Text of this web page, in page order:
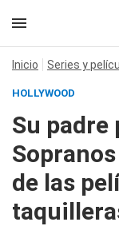
Inicio Series y
HOLLYWOOD
Su padre
de las